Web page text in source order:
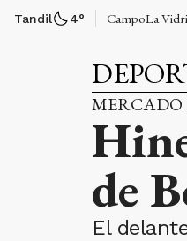
Tandil 4° CampoLa
MERCADO
de
El